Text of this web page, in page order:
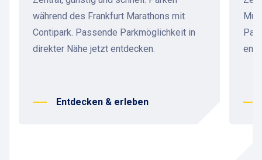
während des Frankfurt Marathons mit
Contipark. Passende Parkmöglichkeit in
direkter Nähe jetzt entdecken.
Entdecken & erleben